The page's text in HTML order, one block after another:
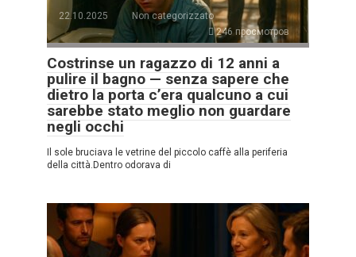
22.10.2025
Non categorizzato
246 просмотров
Costrinse un ragazzo di 12 anni a
pulire il bagno — senza sapere che
dietro la porta c’era qualcuno a cui
sarebbe stato meglio non guardare
negli occhi
Il sole bruciava le vetrine del piccolo caffè alla periferia
della città.Dentro odorava di